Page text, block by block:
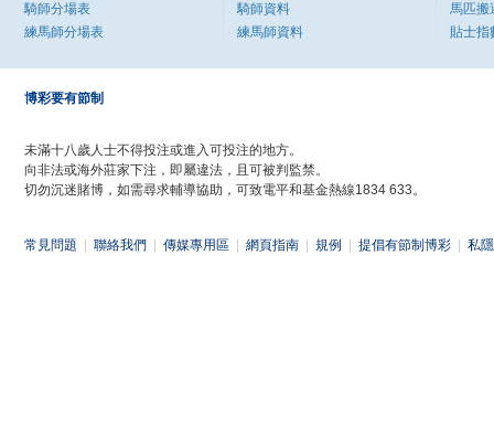
騎師分場表
練馬師分場表
騎師資料
練馬師資料
馬匹搬
貼士指
博彩要有節制
未滿十八歲人士不得投注或進入可投注的地方。
向非法或海外莊家下注，即屬違法，且可被判監禁。
切勿沉迷賭博，如需尋求輔導協助，可致電平和基金熱線1834 633。
常見問題 聯絡我們 傳媒專用區 網頁指南 規例 提倡有節制博彩 私